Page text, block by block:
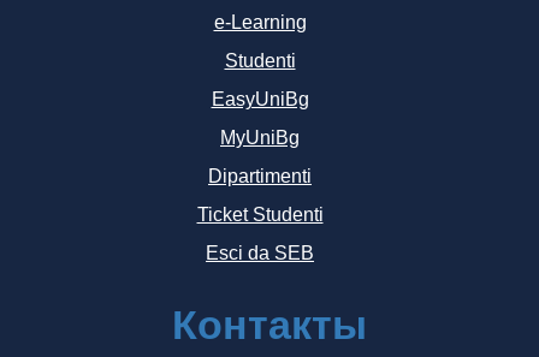
e-Learning
Studenti
EasyUniBg
MyUniBg
Dipartimenti
Ticket Studenti
Esci da SEB
Контакты